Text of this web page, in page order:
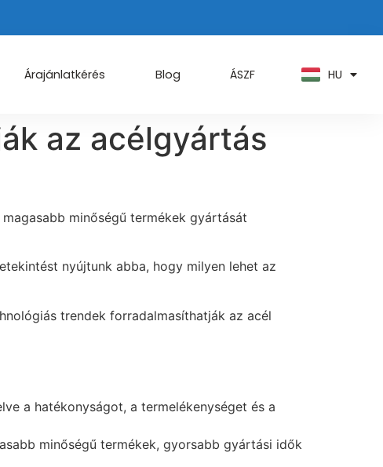
Árajánlatkérés Blog ÁSZF HU
AR
az acélgyártás
minőségű termékek gyártását
nyújtunk abba, hogy milyen lehet az
trendek forradalmasíthatják az acél
a hatékonyságot, a termelékenységet és a
minőségű termékek, gyorsabb gyártási idők